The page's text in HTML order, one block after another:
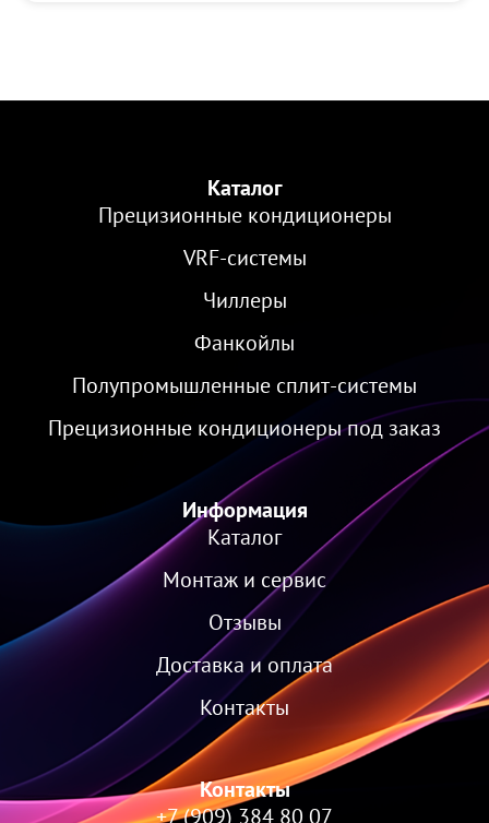
Каталог
Прецизионные кондиционеры
VRF-cистемы
Чиллеры
Фанкойлы
Полупромышленные сплит-системы
Прецизионные кондиционеры под заказ
Информация
Каталог
Монтаж и сервис
Отзывы
Доставка и оплата
Контакты
Контакты
+7 (909) 384 80 07